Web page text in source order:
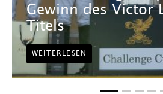
Gewinn des Victor
Titels
WEITERLESEN